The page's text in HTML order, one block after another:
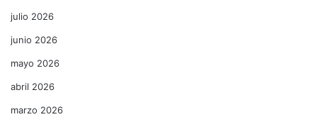
julio 2026
junio 2026
mayo 2026
abril 2026
marzo 2026